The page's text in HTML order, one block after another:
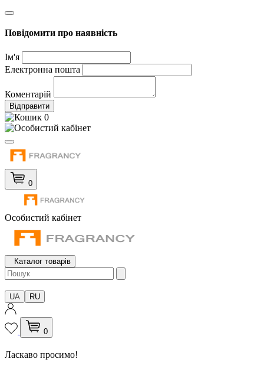
Повідомити про наявність
Ім'я
Електронна пошта
Коментарій
Відправити
0
0
Особистий кабінет
Каталог товарів
UA RU
0
Ласкаво просимо!